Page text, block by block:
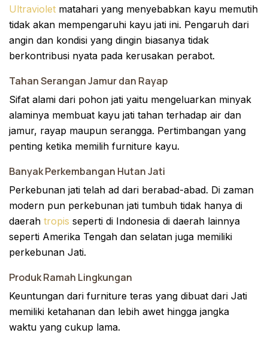
Ultraviolet matahari yang menyebabkan kayu memutih
tidak akan mempengaruhi kayu jati ini. Pengaruh dari
angin dan kondisi yang dingin biasanya tidak
berkontribusi nyata pada kerusakan perabot.
Tahan Serangan Jamur dan Rayap
Sifat alami dari pohon jati yaitu mengeluarkan minyak
alaminya membuat kayu jati tahan terhadap air dan
jamur, rayap maupun serangga. Pertimbangan yang
penting ketika memilih furniture kayu.
Banyak Perkembangan Hutan Jati
Perkebunan jati telah ad dari berabad-abad. Di zaman
modern pun perkebunan jati tumbuh tidak hanya di
daerah tropis seperti di Indonesia di daerah lainnya
seperti Amerika Tengah dan selatan juga memiliki
perkebunan Jati.
Produk Ramah Lingkungan
Keuntungan dari furniture teras yang dibuat dari Jati
memiliki ketahanan dan lebih awet hingga jangka
waktu yang cukup lama.